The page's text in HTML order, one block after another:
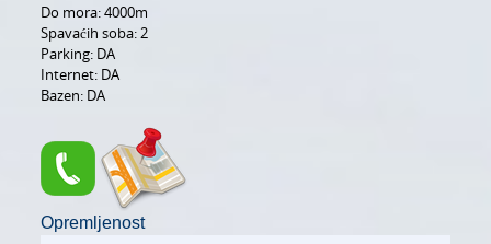
Do mora:4000m
Spavaćih soba:2
Parking: DA
Internet: DA
Bazen: DA
Opremljenost